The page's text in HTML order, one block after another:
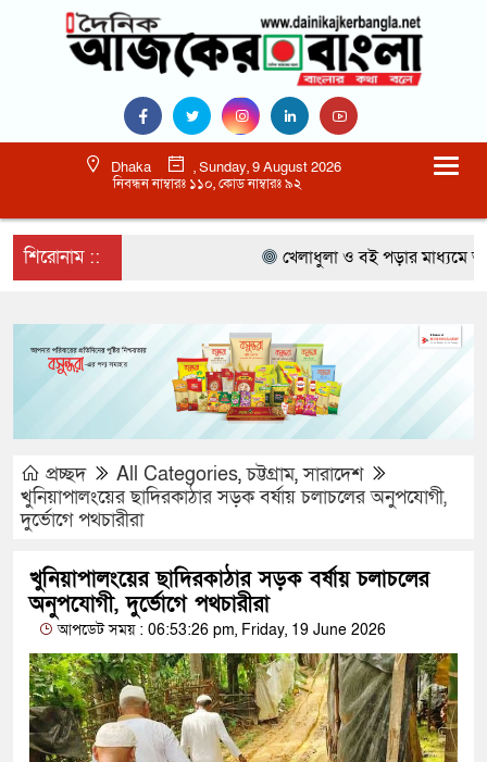
Dhaka
, Sunday, 9 August 2026
নিবন্ধন নাম্বারঃ ১১০, কোড নাম্বারঃ ৯২
শিরোনাম :: খেলাধুলা ও বই পড়ার মাধ্যমে
প্রচ্ছদ All Categories,চট্টগ্রাম,সারাদেশ
খুনিয়াপালংয়ের ছাদিরকাঠার সড়ক বর্ষায় চলাচলের অনুপযোগী,
দুর্ভোগে পথচারীরা
খুনিয়াপালংয়ের ছাদিরকাঠার সড়ক বর্ষায় চলাচলের
অনুপযোগী, দুর্ভোগে পথচারীরা
আপডেট সময় : 06:53:26 pm, Friday, 19 June 2026